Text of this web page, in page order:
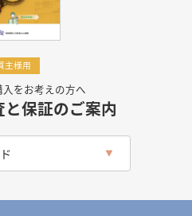
主様用
をお考えの方へ
保証のご案内